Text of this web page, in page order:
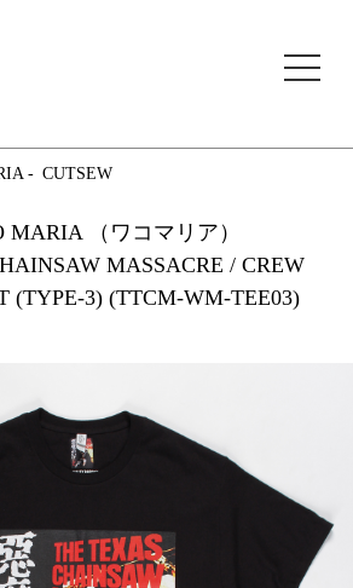
development store
CUTSEW
MARIA （ワコマリア）
MASSACRE / CREW
(TYPE-3) (TTCM-WM-TEE03)